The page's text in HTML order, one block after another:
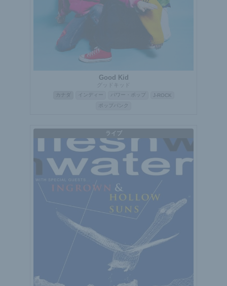
Good Kid
グッドキッド
カナダ インディー パワー・ポップ
J-ROCK
ポップパンク
ライブ